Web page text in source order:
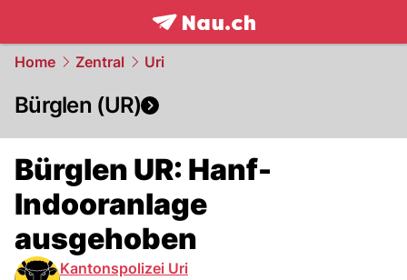
frontpage.NAU.ch
Home Zentral Uri
Bürglen (UR)
Bürglen UR: Hanf-
Indooranlage
ausgehoben
Kantonspolizei Uri